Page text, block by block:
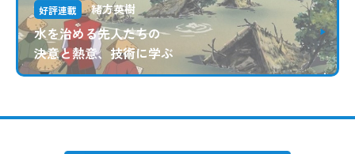
好評連載 緒方英樹
水を治める先人たちの
決意と熱意、技術に学ぶ